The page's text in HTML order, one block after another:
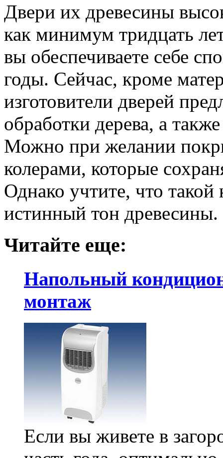
Двери их древесины
как минимум тридцать
вы обеспечиваете себе
годы. Сейчас, кроме
изготовители дверей
обработки дерева, а
Можно при желании
колерами, которые
Однако учтите, что такой
истинный тон древесины.
Читайте еще:
Напольный
монтаж
Если вы живете в